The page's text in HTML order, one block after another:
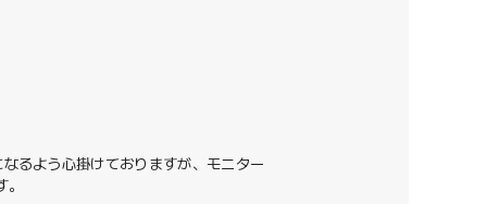
るよう心掛けておりますが、モニター